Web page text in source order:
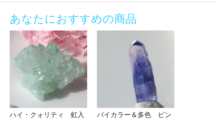
あなたにおすすめの商品
ハイ・クォリティ 虹入
バイカラー＆多色 ピン